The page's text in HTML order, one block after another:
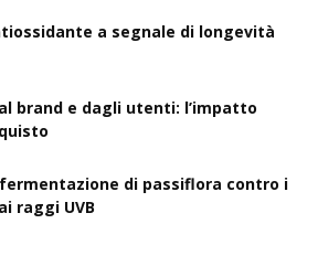
a segnale di longevità
brand e dagli utenti: l’impatto
di passiflora contro i
raggi UVB